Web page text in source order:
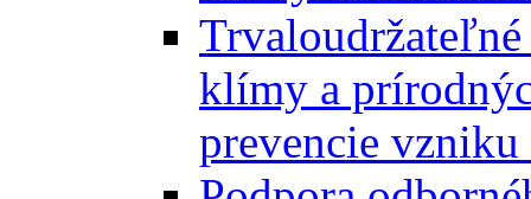
klímy a
prevencie vzniku